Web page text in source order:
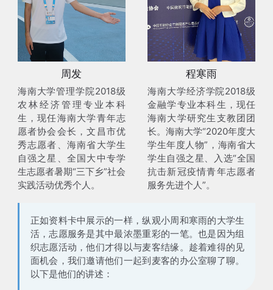
周发
海南大学管理学院2018级
农林经济管理专业本科
生，现任海南大学青年志
愿者协会会长，文昌市优
秀志愿者、海南省大学生
自强之星、全国大中专学
生志愿者暑期“三下乡”社会
实践活动优秀个人。
程寒雨
海南大学经济学院2018级
金融学专业本科生，现任
海南大学研究生支教团团
长。海南大学“2020年度大
学生年度人物”，海南省大
学生自强之星、入选“全国
抗击新冠疫情青年志愿者
服务先进个人”。
正如资料卡中展示的一样，纵观小周和寒雨的大学生
活，志愿服务是其中最浓墨重彩的一笔。也是因为组
织志愿活动，他们才得以与麦客结缘。趁着难得的见
面机会，我们邀请他们一起到麦客的办公室聊了聊。
以下是他们的讲述：